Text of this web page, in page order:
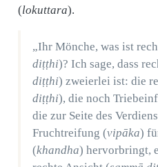
(lokuttara).
„Ihr Mönche, was ist
diṭṭhi)? Ich sage, dass
diṭṭhi) zweierlei ist: die
diṭṭhi), die noch
die zur Seite des
Fruchtreifung (vipāka)
(khandha) hervorbringt,